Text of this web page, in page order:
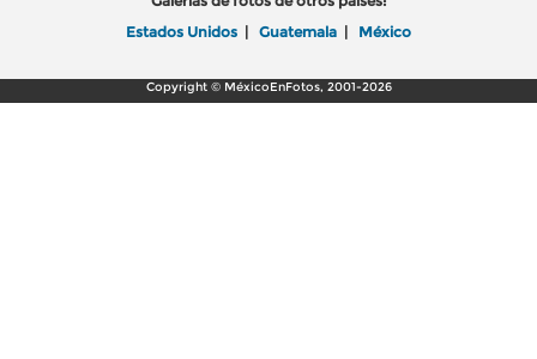
Estados Unidos | Guatemala | México
Copyright © MéxicoEnFotos, 2001-2026